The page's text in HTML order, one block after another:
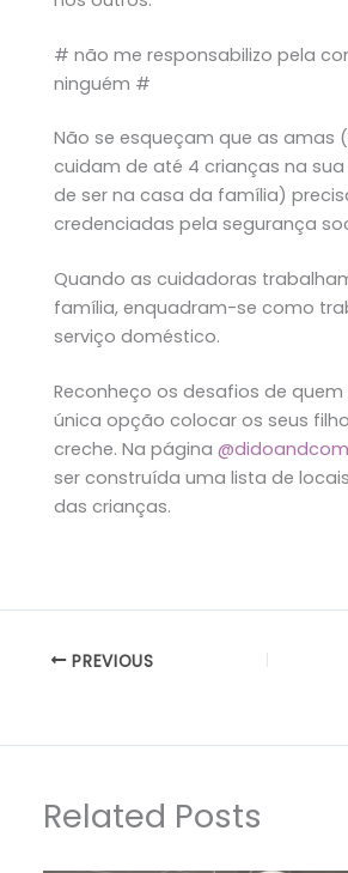
# não me responsabilizo pela
ninguém #
Não se esqueçam que as amas
cuidam de até 4 crianças na sua
de ser na casa da família)
credenciadas pela segurança
Quando as cuidadoras
família, enquadram-se como
serviço doméstico.
Reconheço os desafios de
única opção colocar os seus
creche. Na página
ser construída uma lista de
das crianças.
PREVIOUS
Related Posts